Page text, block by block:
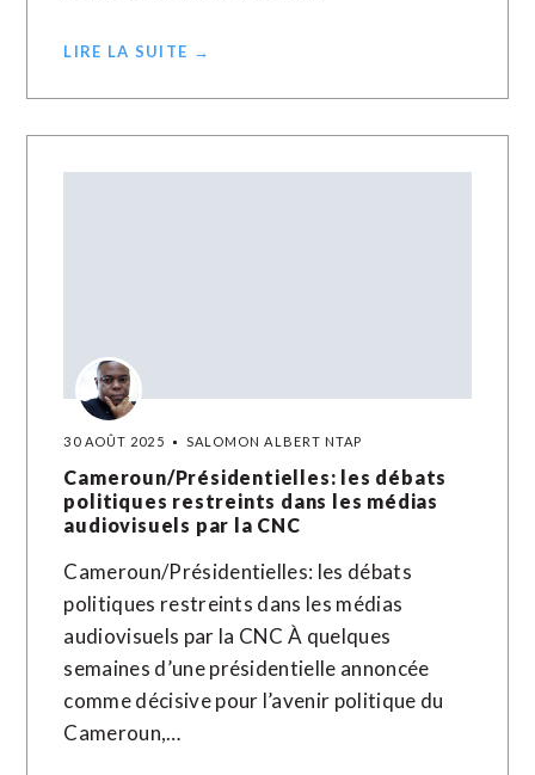
LIRE LA SUITE →
30 AOÛT 2025 SALOMON ALBERT NTAP
Cameroun/Présidentielles: les débats
politiques restreints dans les médias
audiovisuels par la CNC
Cameroun/Présidentielles: les débats
politiques restreints dans les médias
audiovisuels par la CNC À quelques
semaines d’une présidentielle annoncée
comme décisive pour l’avenir politique du
Cameroun,…